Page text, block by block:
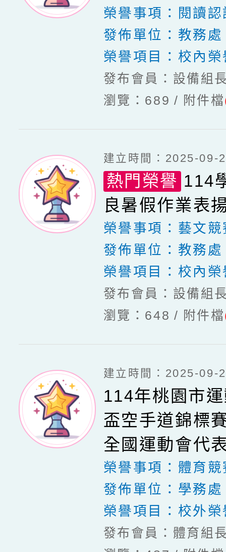
榮譽事項： 閱讀
發佈單位： 教務處
榮譽項目： 校內榮
發布會員：設備組
瀏覽：689
附件檔
建立時間：2025-09-
熱門榮譽 114
良暑假作業表
榮譽事項： 藝文競
發佈單位： 教務處
榮譽項目： 校內榮
發布會員：設備組
瀏覽：648
附件檔
建立時間：2025-09-
114年桃園市
盃空手道錦標
全國運動會代
榮譽事項： 體育競
發佈單位： 學務處
榮譽項目： 校外榮
發布會員：體育組